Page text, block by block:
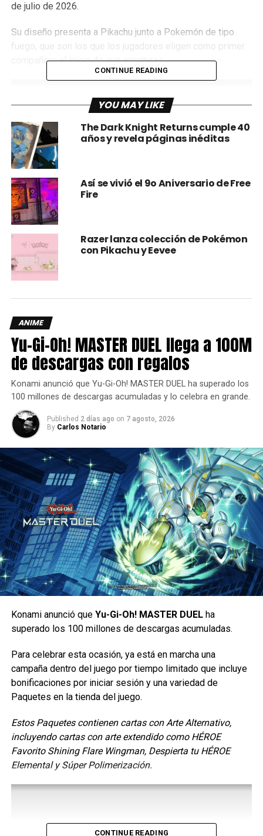
de julio de 2026.
Su diseño presenta a Pikachu junto a Pokemón de tipo
fuego, que son los que los jugadores eligen como primer
compañero al inicio de sus aventuras.
El “Pokémon Jet Green” estará en servicio en rutas
internacionales, con una fecha de lanzamiento que se
anunciará próximamente.
Su diseño presenta a Pikachu junto a Pokémon de tipo
planta, elegidos como compañeros iniciales a lo largo de
la serie de videojuegos.
La experiencia de volar con
ANA y Pokémon
La experiencia inmersiva de Pokémon comenzará en el
momento en que los pasajeros aborden, llevando el
mundo de Pokémon a los cielos con cabinas temáticas
que incluyen ilustraciones originales y amenidades
diseñadas exclusivamente por ANA, entre ellas:
Calcomanías conmemorativas de abordaje: Los pasajeros
recibirán una calcomanía promocional exclusiva con un
diseño especial conmemorativo.
CONTINUE READING
YOU MAY LIKE
The Dark Knight Returns cumple 40
años y revela páginas inéditas
Así se vivió el 9o Aniversario de Free
Fire
Razer lanza colección de Pokémon
con Pikachu y Eevee
ANIME
Yu-Gi-Oh! MASTER DUEL llega a 100M
de descargas con regalos
Konami anunció que Yu-Gi-Oh! MASTER DUEL ha superado los
100 millones de descargas acumuladas y lo celebra en grande.
Published 2 días ago on 7 agosto, 2026
By Carlos Notario
Konami anunció queYu-Gi-Oh! MASTER DUELha
superado los 100 millones de descargas acumuladas.
Para celebrar esta ocasión, ya está en marcha una
campaña dentro del juego por tiempo limitado que incluye
bonificaciones por iniciar sesión y una variedad de
Paquetes en la tienda del juego.
Estos Paquetes contienen cartas con Arte Alternativo,
incluyendo cartas con arte extendido como HÉROE
Favorito Shining Flare Wingman, Despierta tu HÉROE
Elemental y Súper Polimerización.
CONTINUE READING